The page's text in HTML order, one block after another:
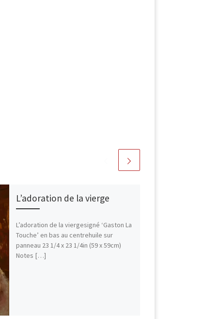
L’adoration de la vierge
L’adoration de la viergesigné ‘Gaston La
Touche’ en bas au centrehuile sur
panneau 23 1/4 x 23 1/4in (59 x 59cm)
Notes […]